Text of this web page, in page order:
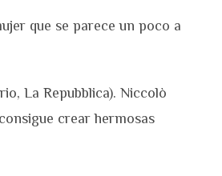
que se parece un poco a
La Repubblica). Niccolò
crear hermosas